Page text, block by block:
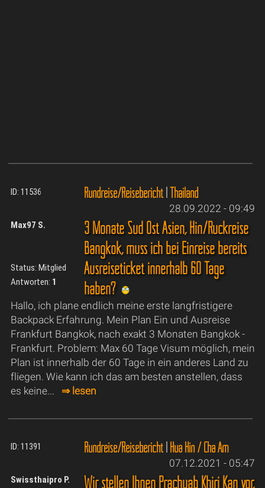
ID: 11536 Rundreise/Reisebericht|Thailand
28.09.2022 - 09:49
Max97 S.
Status: Mitglied
Antworten: 1
3 Monate Süd Ost Asien, Hin/Rückreise
Bangkok, muss ich bei Einreise bereits
Ausreiseticket innerhalb 60 Tage
haben?
Hallo, ich plane endlich meine erste langfristigere
Backpack Erfahrung. Mein Plan Ein und Ausreise
Frankfurt Bangkok, nach exakt 3 Monaten Bangkok -
Frankfurt. Problem: Max 60 Tage Visum möglich, mein
Plan ist innerhalb der 60 Tage in ein anderes Land zu
fliegen. Wie kann ich das am besten anstellen, dass
es keine... ⇒ lesen
ID: 11391 Rundreise/Reisebericht|Hua Hin / Cha Am
07.12.2021 - 05:47
Swissthaipro P. Wir stellen Ihnen Prachuab Khiri Kan vor,